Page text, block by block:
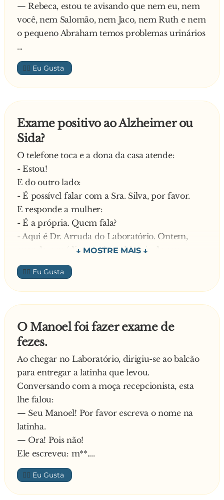
— Rebeca, estou te avisando que nem eu, nem
você, nem Salomão, nem Jaco, nem Ruth e nem
o pequeno Abraham temos problemas urinários
...
👍🏼
Exame positivo ao Alzheimer ou
Sida?
O telefone toca e a dona da casa atende:
- Estou!
E do outro lado:
- É possível falar com a Sra. Silva, por favor.
E responde a mulher:
- É a própria. Quem fala?
- Aqui é Dr. Arruda do Laboratório. Ontem,
quando o médico enviou a biopsia do seu
marido para o laboratório, uma biopsia de um
outro sr. Silva chegou também e agora não
sabemos qual é do seu marido. Infelizmente, os
resultados são ambos maus…
- O que o senhor quer dizer?
E o médico explica:
- Um dos exames deu positivo para Alzheimer e
o outro deu positivo para HIV. Nós não
sabemos qual é o do seu marido.
- Que horror! Vocês não podem repetir os
exames? – Pergunta a mulher.
- Não, a Segurança Social só paga estes exames
caros uma única vez por paciente. – Lamenta o
médico.
Desesperada a mulher:
- Bem, o que é que o senhor me aconselha a
fazer?
👍🏼
O Manoel foi fazer exame de
fezes.
Ao chegar no Laboratório, dirigiu-se ao balcão
para entregar a latinha que levou.
Conversando com a moça recepcionista, esta
lhe falou:
— Seu Manoel! Por favor escreva o nome na
latinha.
— Ora! Pois não!
Ele escreveu: m**....
👍🏼